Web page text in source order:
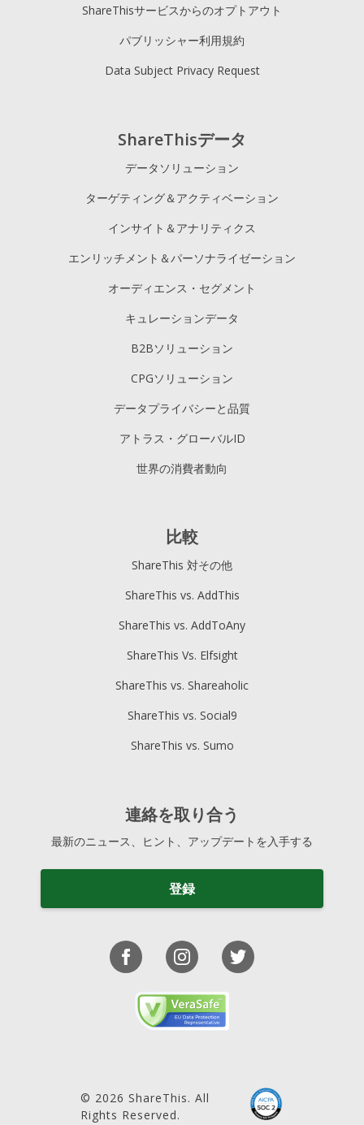
ShareThisデータ
データソリューション
ターゲティング＆アクティベーション
インサイト＆アナリティクス
エンリッチメント＆パーソナライゼーション
オーディエンス・セグメント
キュレーションデータ
B2Bソリューション
CPGソリューション
データプライバシーと品質
アトラス・グローバルID
世界の消費者動向
ShareThisサービスからのオプトアウト
パブリッシャー利用規約
Data Subject Privacy Request
比較
ShareThis 対その他
ShareThis vs. AddThis
ShareThis vs. AddToAny
ShareThis Vs. Elfsight
ShareThis vs. Shareaholic
ShareThis vs. Social9
ShareThis vs. Sumo
連絡を取り合う
最新のニュース、ヒント、アップデートを入手する
登録
© 2026 ShareThis. All
Rights Reserved.